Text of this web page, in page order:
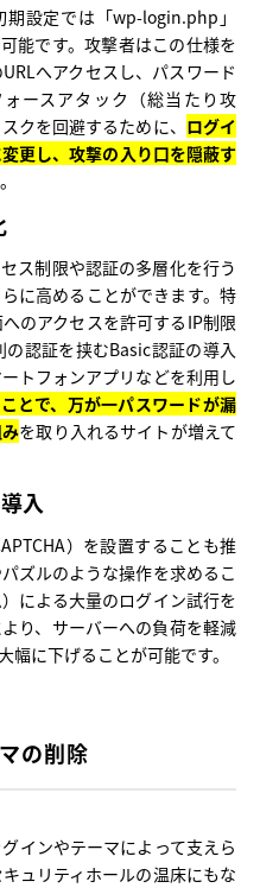
設定では「wp-login.php」
能です。攻撃者はこの仕様を
へアクセスし、パスワード
ースアタック（総当たり攻
クを回避するために、 ログイ
更し、攻撃の入り口を隠蔽す
ス制限や認証の多層化を行う
に高めることができます。特
のアクセスを許可するIP制限
認証を挟むBasic認証の導入
トフォンアプリなどを利用し
とで、万が一パスワードが漏
を取り入れるサイトが増えて
入
）を設置することも推
ズルのような操作を求めるこ
による大量のログイン試行を
り、サーバーへの負荷を軽減
幅に下げることが可能です。
の削除
インやテーマによって支えら
ュリティホールの温床にもな